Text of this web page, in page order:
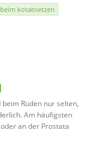
kotabsetzen
Rüden nur selten,
Am häufigsten
an der Prostata